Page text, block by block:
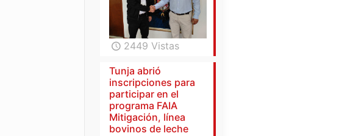
2449 Vistas
Tunja abrió
inscripciones para
participar en el
programa FAIA
Mitigación, línea
bovinos de leche